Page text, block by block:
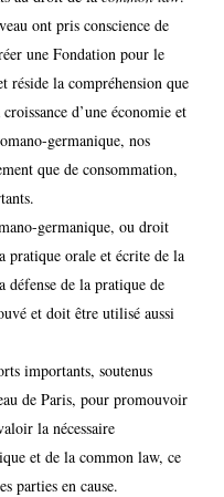
ont pris conscience de
une Fondation pour le
la compréhension que
d’une économie et
germanique, nos
que de consommation,
germanique, ou droit
orale et écrite de la
de la pratique de
et doit être utilisé aussi
importants, soutenus
de Paris, pour promouvoir
la nécessaire
et de la common law, ce
parties en cause.